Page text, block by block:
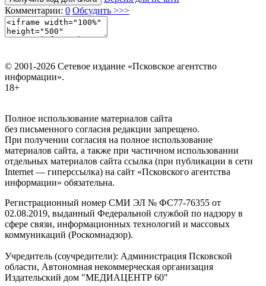
Комментарии: 0 Обсудить >>>
© 2001-2026 Сетевое издание «Псковское агентство
информации».
18+
Полное использование материалов сайта
без письменного согласия редакции запрещено.
При получении согласия на полное использование
материалов сайта, а также при частичном использовании
отдельных материалов сайта ссылка (при публикации в сети
Internet — гиперссылка) на сайт «Псковского агентства
информации» обязательна.
Регистрационный номер СМИ ЭЛ № ФС77-76355 от
02.08.2019, выданный Федеральной службой по надзору в
сфере связи, информационных технологий и массовых
коммуникаций (Роскомнадзор).
Учредитель (соучредители): Администрация Псковской
области, Автономная некоммерческая организация
Издательский дом "МЕДИАЦЕНТР 60"